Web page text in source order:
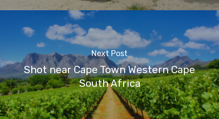
Next Post
Shot near Cape Town Western Cape
South Africa